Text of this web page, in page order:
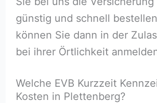
günstig und schnell
können Sie dann in der
bei ihrer Örtlichkeit
Welche EVB Kurzzeit
Kosten in Plettenberg?